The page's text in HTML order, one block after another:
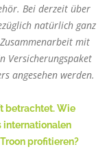
Bei derzeit über
natürlich ganz
mit
Versicherungspaket
angesehen werden.
betrachtet. Wie
internationalen
profitieren?